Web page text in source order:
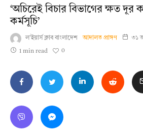
‘অচিরেই বিচার বিভাগের ক্ষত দূর
কর্মসূচি’
ল'ইয়ার্স ক্লাব বাংলাদেশ আদালত প্রাঙ্গণ ৩১
1 min read 0